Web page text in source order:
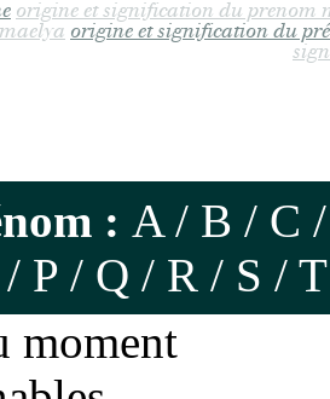
origine et signification du prenom
origine et signification du
: A/ B / C
/ P / Q / R / S / T
moment